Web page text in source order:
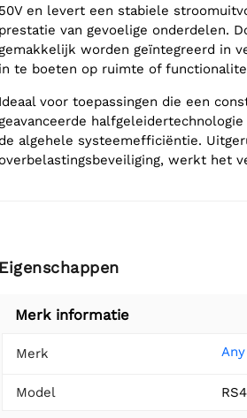
50V en levert een stabiele
prestatie van gevoelige onderdelen.
gemakkelijk worden geïntegreerd in
in te boeten op ruimte of
Ideaal voor toepassingen die een
geavanceerde
de algehele systeemefficiëntie.
werkt het
Eigenschappen
Merk informatie
Merk
Model